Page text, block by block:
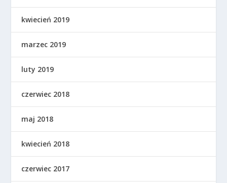
kwiecień 2019
marzec 2019
luty 2019
czerwiec 2018
maj 2018
kwiecień 2018
czerwiec 2017